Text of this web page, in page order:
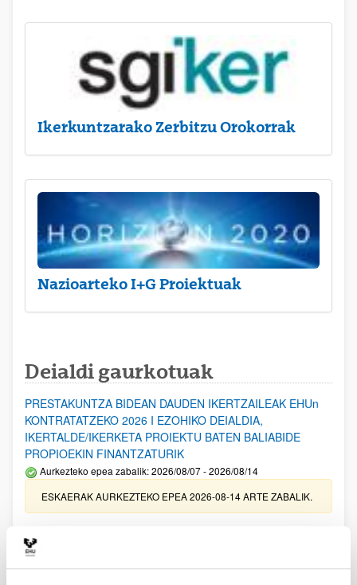
Ikerkuntzarako Zerbitzu Orokorrak
Nazioarteko I+G Proiektuak
Deialdi gaurkotuak
PRESTAKUNTZA BIDEAN DAUDEN IKERTZAILEAK EHUn
KONTRATATZEKO 2026 I EZOHIKO DEIALDIA,
IKERTALDE/IKERKETA PROIEKTU BATEN BALIABIDE
PROPIOEKIN FINANTZATURIK
Aurkezteko epea zabalik: 2026/08/07 - 2026/08/14
ESKAERAK AURKEZTEKO EPEA 2026-08-14 ARTE ZABALIK.
erosi eta berritzeko laguntzak 2026
Izapide irekia